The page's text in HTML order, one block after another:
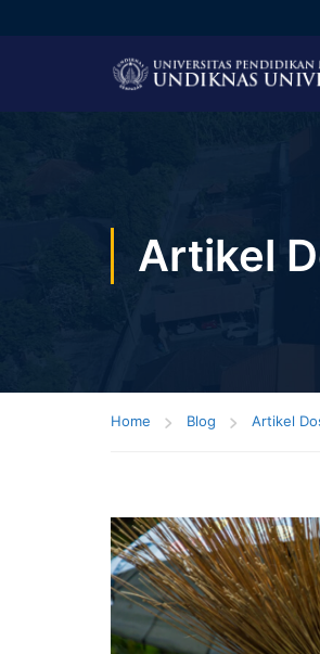
Artikel
Home Blog Artikel